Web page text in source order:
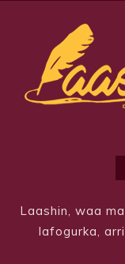
Laashin, waa
lafogurka,